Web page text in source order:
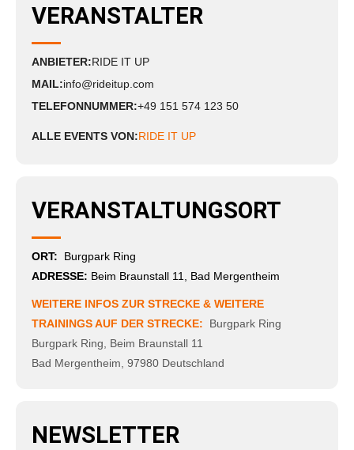
VERANSTALTER
ANBIETER:RIDE IT UP
MAIL:info@rideitup.com
TELEFONNUMMER:+49 151 574 123 50
ALLE EVENTS VON:RIDE IT UP
VERANSTALTUNGSORT
ORT: Burgpark Ring
ADRESSE: Beim Braunstall 11, Bad Mergentheim
WEITERE INFOS ZUR STRECKE & WEITERE
TRAININGS AUF DER STRECKE: Burgpark Ring
Burgpark Ring
Beim Braunstall 11
Bad Mergentheim 97980 Deutschland
NEWSLETTER